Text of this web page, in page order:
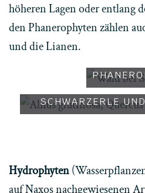
höheren Lagen oder entlang
den Phanerophyten zählen
und die Lianen.
WALDREST MIT
SCHWARZERLE
Hydrophyten
auf Naxos nachgewiesenen